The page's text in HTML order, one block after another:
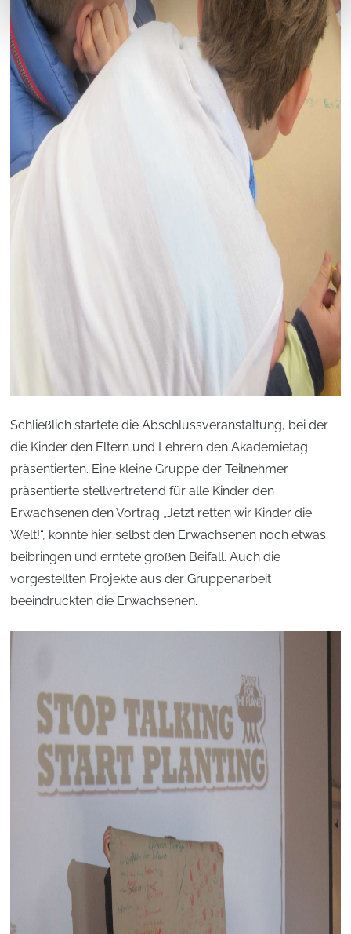
Schließlich startete die Abschlussveranstaltung, bei der
die Kinder den Eltern und Lehrern den Akademietag
präsentierten. Eine kleine Gruppe der Teilnehmer
präsentierte stellvertretend für alle Kinder den
Erwachsenen den Vortrag „Jetzt retten wir Kinder die
Welt!“, konnte hier selbst den Erwachsenen noch etwas
beibringen und erntete großen Beifall. Auch die
vorgestellten Projekte aus der Gruppenarbeit
beeindruckten die Erwachsenen.